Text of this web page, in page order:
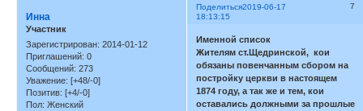
Поделиться 7
2019-06-17
18:13:15
Инна
Участник
Зарегистрирован: 2014-01-12
Приглашений: 0
Сообщений: 273
Уважение: [+48/-0]
Позитив: [+4/-0]
Пол: Женский
Именной список
Жителям ст.Щедринской, кои
обязаны повенчанным сбором на
постройку церкви в настоящем
1874 году, а так же и тем, кои
оставались должными за прошлые